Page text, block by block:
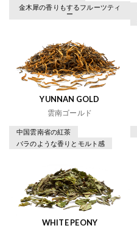
金木犀の香りもするフルーツティ
ー
YUNNAN GOLD
雲南ゴールド
中国雲南省の紅茶
バラのような香りとモルト感
WHITE PEONY